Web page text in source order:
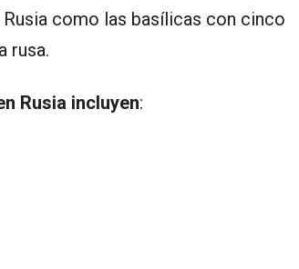
como las basílicas con cinco
rusa.
Rusia incluyen: